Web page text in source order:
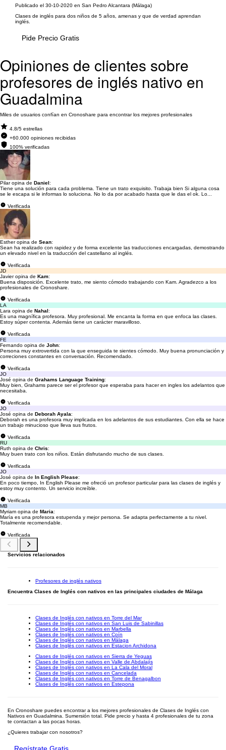
Publicado el 30-10-2020 en San Pedro Alcantara (Málaga)
Clases de inglés para dos niños de 5 años, amenas y que de verdad aprendan
inglés.
Pide Precio Gratis
Opiniones de clientes sobre
profesores de inglés nativo en
Guadalmina
Miles de usuarios confían en Cronoshare para encontrar los mejores profesionales
4.8/5 estrellas
+60.000 opiniones recibidas
100% verificadas
Pilar opina de Daniel:
Tiene una solución para cada problema. Tiene un trato exquisito. Trabaja bien Si alguna cosa
se le escapa si le informas lo soluciona. No lo da por acabado hasta que le das el ok. Lo...
Verificada
Esther opina de Sean:
Sean ha realizado con rapidez y de forma excelente las traducciones encargadas, demostrando
un elevado nivel en la traducción del castellano al inglés.
Verificada
JD
Javier opina de Kam:
Buena disposición. Excelente trato, me siento cómodo trabajando con Kam. Agradezco a los
profesionales de Cronoshare.
Verificada
LA
Lara opina de Nahal:
Es una magnífica profesora. Muy profesional. Me encanta la forma en que enfoca las clases.
Estoy súper contenta. Además tiene un carácter maravilloso.
Verificada
FE
Fernando opina de John:
Persona muy extrovertida con la que enseguida te sientes cómodo. Muy buena pronunciación y
correciones constantes en conversación. Recomendado.
Verificada
JO
José opina de Grahams Language Training:
Muy bien, Grahams parece ser el profesor que esperaba para hacer en ingles los adelantos que
necesitaba.
Verificada
JO
José opina de Deborah Ayala:
Deborah es una profesora muy implicada en los adelantos de sus estudiantes. Con ella se hace
un trabajo minucioso que lleva sus frutos.
Verificada
RU
Ruth opina de Chris:
Muy buen trato con los niños. Están disfrutando mucho de sus clases.
Verificada
JO
José opina de In English Please:
En poco tiempo, In English Please me ofreció un profesor particular para las clases de inglés y
estoy muy contento. Un servicio increíble.
Verificada
MB
Myriam opina de Maria:
María es una profesora estupenda y mejor persona. Se adapta perfectamente a tu nivel.
Totalmente recomendable.
Verificada
Servicios relacionados
Profesores de inglés nativos
Encuentra Clases de Inglés con nativos en las principales ciudades de Málaga
Clases de Inglés con nativos en Torre del Mar
Clases de Inglés con nativos en San Luis de Sabinillas
Clases de Inglés con nativos en Marbella
Clases de Inglés con nativos en Coín
Clases de Inglés con nativos en Málaga
Clases de Inglés con nativos en Estacion Archidona
Clases de Inglés con nativos en Sierra de Yeguas
Clases de Inglés con nativos en Valle de Abdalajís
Clases de Inglés con nativos en La Cala del Moral
Clases de Inglés con nativos en Cancelada
Clases de Inglés con nativos en Torre de Benagalbon
Clases de Inglés con nativos en Estepona
En Cronoshare puedes encontrar a los mejores profesionales de Clases de Inglés con
Nativos en Guadalmina. Sumersión total. Pide precio y hasta 4 profesionales de tu zona
te contactan a las pocas horas.
¿Quieres trabajar con nosotros?